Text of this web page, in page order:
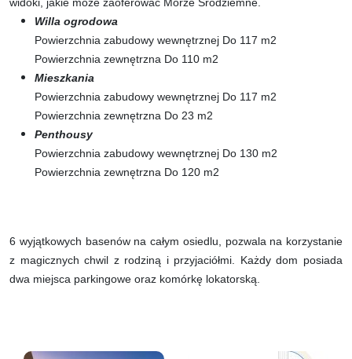
Willa ogrodowa
Powierzchnia zabudowy wewnętrznej Do 117 m2
Powierzchnia zewnętrzna Do 110 m2
Mieszkania
Powierzchnia zabudowy wewnętrznej Do 117 m2
Powierzchnia zewnętrzna Do 23 m2
Penthousy
Powierzchnia zabudowy wewnętrznej Do 130 m2
Powierzchnia zewnętrzna Do 120 m2
6 wyjątkowych basenów na całym osiedlu, pozwala na korzystanie
z magicznych chwil z rodziną i przyjaciółmi. Każdy dom posiada
dwa miejsca parkingowe oraz komórkę lokatorską.